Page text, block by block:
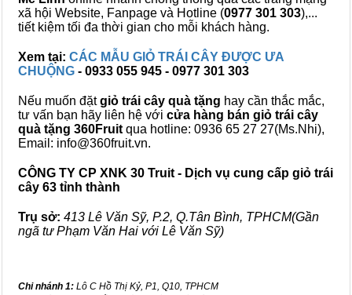
xã hội Website, Fanpage và Hotline (0977 301 303),...
tiết kiệm tối đa thời gian cho mỗi khách hàng.
Xem tại: CÁC MẪU GIỎ TRÁI CÂY ĐƯỢC ƯA
CHUỘNG - 0933 055 945 - 0977 301 303
Nếu muốn đặtgiỏ trái cây quà tặng hay cần thắc mắc,
tư vấn bạn hãy liên hệ với cửa hàng bán giỏ trái cây
quà tặng 360Fruit qua hotline: 0936 65 27 27(Ms.Nhi),
Email: info@360fruit.vn.
CÔNG TY CP XNK 30 Truit - Dịch vụ cung cấp giỏ trái
cây 63 tỉnh thành
Trụ sở: 413 Lê Văn Sỹ, P.2, Q.Tân Bình, TPHCM(Gần
ngã tư Phạm Văn Hai với Lê Văn Sỹ)
Chi nhánh 1: Lô C Hồ Thị Kỷ, P1, Q10, TPHCM